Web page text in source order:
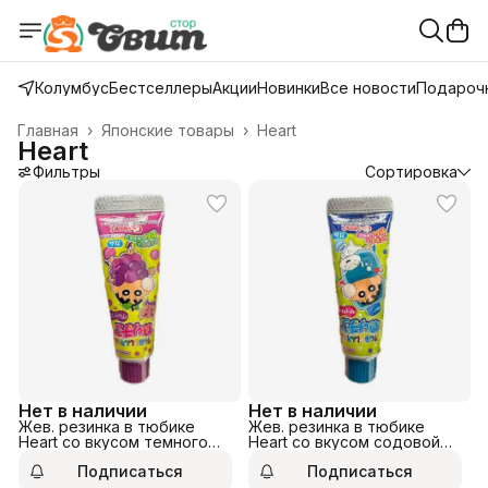
КолумбусБестселлерыАкцииНовинкиВсе новости
Heart
Японские товары ›
Главная ›
Heart
Фильтры Сортировка
Нет в наличии
Жев. резинка в тюбике
Heart со вкусом темного
Подписаться
Нет в наличии
Жев. резинка в тюбике
Heart со вкусом содовой
Подписаться